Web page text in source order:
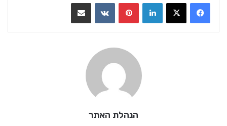
LinkedIn
VKontakte
הנהלת האתר